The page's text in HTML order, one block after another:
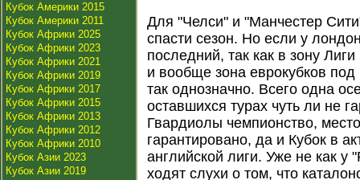
Кубок Америки 2015
Кубок Америки 2011
Кубок Африки 2025
Кубок Африки 2023
Кубок Африки 2021
Кубок Африки 2019
Кубок Африки 2017
Кубок Африки 2015
Кубок Африки 2013
Кубок Африки 2012
Кубок Африки 2010
Кубок Азии 2023
Кубок Азии 2019
Для "Челси" и "Манчестер
спасти сезон. Но если у
последний, так как в зону
и вообще зона еврокубков
так однозначно. Всего одна
оставшихся турах чуть ли не
Гвардиолы чемпионство,
гарантировано, да и Кубок в
английской лиги. Уже не как
ходят слухи о том, что